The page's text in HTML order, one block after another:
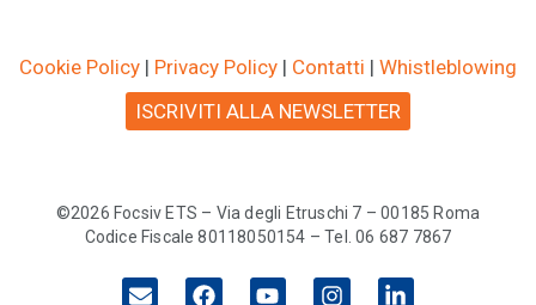
Cookie Policy | Privacy Policy | Contatti | Whistleblowing
ISCRIVITI ALLA NEWSLETTER
©2026 Focsiv ETS – Via degli Etruschi 7 – 00185 Roma
Codice Fiscale 80118050154 – Tel. 06 687 7867